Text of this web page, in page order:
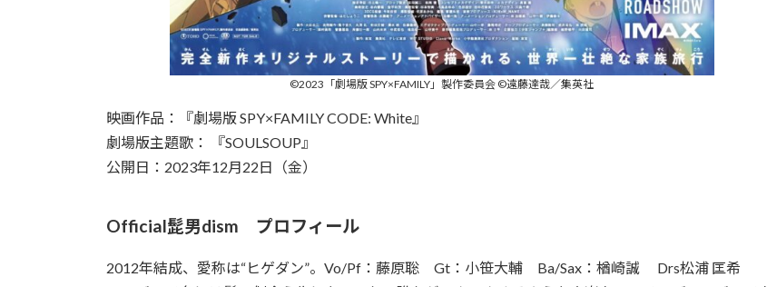
©2023「劇場版 SPY×FAMILY」製作委員会 ©遠藤達哉／集英社
映画作品：『劇場版 SPY×FAMILY CODE: White』
劇場版主題歌： 『SOULSOUP』
公開日：2023年12月22日（金）
Official髭男dism プロフィール
2012年結成、愛称は“ヒゲダン”。Vo/Pf：藤原聡 Gt：小笹大輔 Ba/Sax：楢崎誠 Drs松浦 匡希